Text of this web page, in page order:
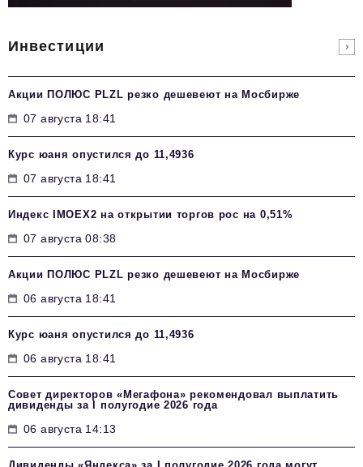
Инвестиции
Акции ПОЛЮС PLZL резко дешевеют на Мосбирже
07 августа 18:41
Курс юаня опустился до 11,4936
07 августа 18:41
Индекс IMOEX2 на открытии торгов рос на 0,51%
07 августа 08:38
Акции ПОЛЮС PLZL резко дешевеют на Мосбирже
06 августа 18:41
Курс юаня опустился до 11,4936
06 августа 18:41
Совет директоров «Мегафона» рекомендовал выплатить
дивиденды за I полугодие 2026 года
06 августа 14:13